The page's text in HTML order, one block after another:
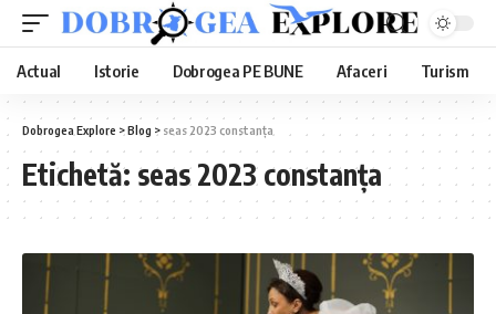
Actual Istorie Dobrogea PE BUNE Afaceri Turism
Dobrogea Explore >Blog > seas 2023 constanța
Etichetă: seas 2023 constanța